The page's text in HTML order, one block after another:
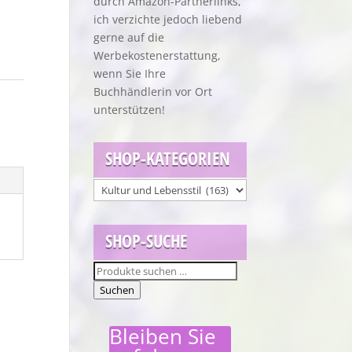
ich verzichte jedoch liebend
gerne auf die
Werbekostenerstattung,
wenn Sie Ihre
Buchhändlerin vor Ort
unterstützen!
SHOP-KATEGORIEN
SHOP-SUCHE
Suchen
nach:
Suchen
Bleiben Sie